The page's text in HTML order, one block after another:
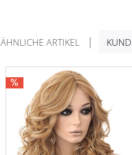
ÄHNLICHE ARTIKEL